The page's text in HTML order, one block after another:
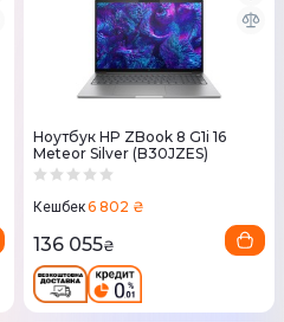
Ноутбук HP ZBook 8 G1i 16
Meteor Silver (B30JZES)
Кешбек6 802 ₴
136 055₴